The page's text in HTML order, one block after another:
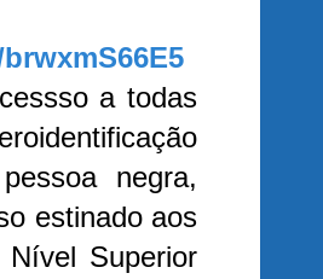
a todas
negra,
estinado aos
Superior